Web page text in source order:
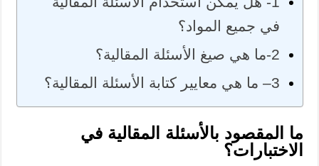
في جميع المواد؟
2-ما هي صيغ الأسئلة المقالية؟
3– ما هي معايير كتابة الأسئلة المقالية؟
ما المقصود بالأسئلة المقالية في
الاختبارات؟